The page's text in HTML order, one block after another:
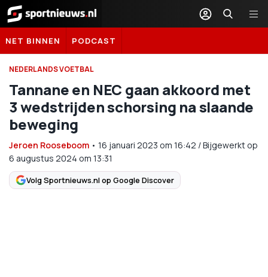
Sportnieuws.nl
NET BINNEN PODCAST
NEDERLANDS VOETBAL
Tannane en NEC gaan akkoord met
3 wedstrijden schorsing na slaande
beweging
Jeroen Rooseboom • 16 januari 2023 om 16:42 /Bijgewerkt op
6 augustus 2024 om 13:31
Volg Sportnieuws.nl op Google Discover